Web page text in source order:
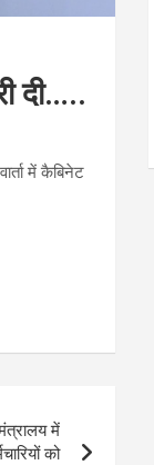
दी…..
में कैबिनेट
में
को